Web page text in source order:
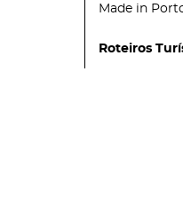
Made in
Roteiros